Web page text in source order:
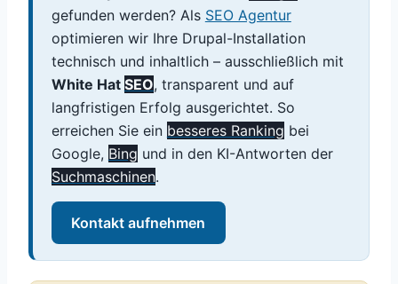
gefunden werden? Als SEO Agentur
optimieren wir Ihre Drupal-Installation
technisch und inhaltlich – ausschließlich mit
White Hat SEO, transparent und auf
langfristigen Erfolg ausgerichtet. So
erreichen Sie ein besseres Ranking bei
Google, Bing und in den KI-Antworten der
Suchmaschinen.
Kontakt aufnehmen